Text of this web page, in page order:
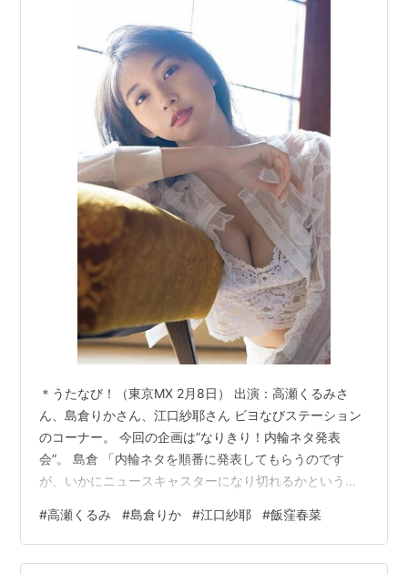
＊うたなび！（東京MX 2月8日） 出演：高瀬くるみさ
ん、島倉りかさん、江口紗耶さん ビヨなびステーション
のコーナー。 今回の企画は”なりきり！内輪ネタ発表
会”。 島倉 「内輪ネタを順番に発表してもらうのです
が、いかにニュースキャスターになり切れるかというこ
とで早速江口紗耶キャスターからやっていきましょう」
江口 「ニュースです。島倉りか 顔変わらなさすぎ問題。
島倉りかちゃんですがハロプロ研修生加入時の6年前から
#高瀬くるみ #島倉りか #江口紗耶 #飯窪春菜